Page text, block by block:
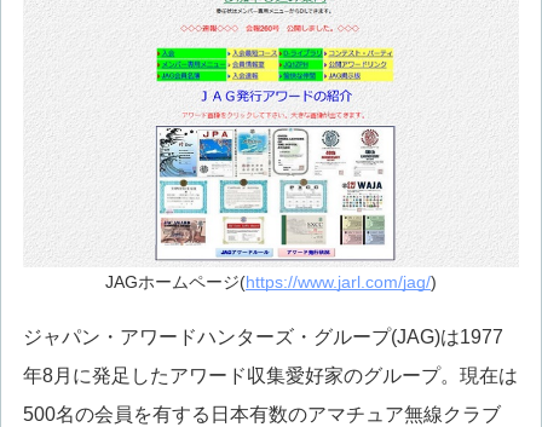
JAGホームページ(https://www.jarl.com/jag/)
ジャパン・アワードハンターズ・グループ(JAG)は1977
年8月に発足したアワード収集愛好家のグループ。現在は
500名の会員を有する日本有数のアマチュア無線クラブ